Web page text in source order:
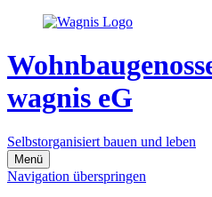
wagnis eG
Selbstorganisiert bauen und leben
Menü
Navigation überspringen